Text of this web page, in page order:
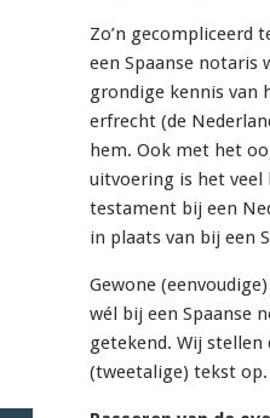
Zo’n gecompliceerd
een Spaanse notaris
grondige kennis van
erfrecht (de
hem. Ook met het
uitvoering is het veel
testament bij een
in plaats van bij een
Gewone
wél bij een Spaanse
getekend. Wij stellen
(tweetalige) tekst op.